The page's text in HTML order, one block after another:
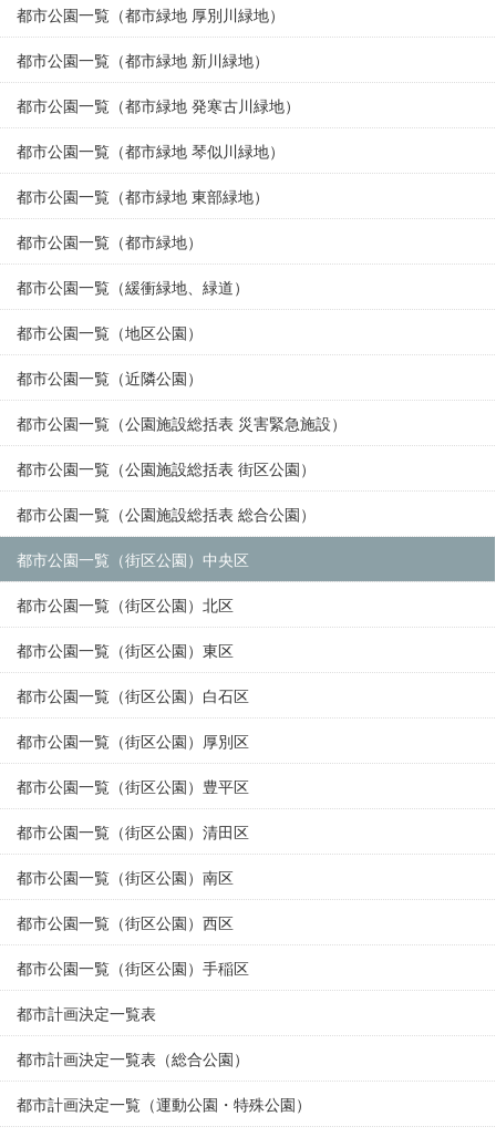
都市公園一覧（都市緑地 厚別川緑地）
都市公園一覧（都市緑地 新川緑地）
都市公園一覧（都市緑地 発寒古川緑地）
都市公園一覧（都市緑地 琴似川緑地）
都市公園一覧（都市緑地 東部緑地）
都市公園一覧（都市緑地）
都市公園一覧（緩衝緑地、緑道）
都市公園一覧（地区公園）
都市公園一覧（近隣公園）
都市公園一覧（公園施設総括表 災害緊急施設）
都市公園一覧（公園施設総括表 街区公園）
都市公園一覧（公園施設総括表 総合公園）
都市公園一覧（街区公園）中央区
都市公園一覧（街区公園）北区
都市公園一覧（街区公園）東区
都市公園一覧（街区公園）白石区
都市公園一覧（街区公園）厚別区
都市公園一覧（街区公園）豊平区
都市公園一覧（街区公園）清田区
都市公園一覧（街区公園）南区
都市公園一覧（街区公園）西区
都市公園一覧（街区公園）手稲区
都市計画決定一覧表
都市計画決定一覧表（総合公園）
都市計画決定一覧（運動公園・特殊公園）